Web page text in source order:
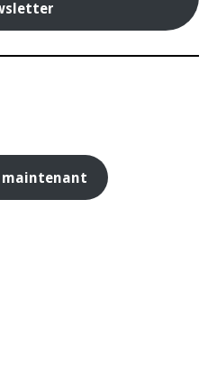
maintenant